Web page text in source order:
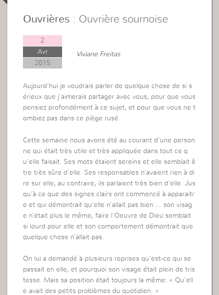
Ouvrières : Ouvrière sournoise
2
Avr
2015
Viviane Freitas
Aujourd’hui je voudrais parler de quelque chose de si s
érieux que j’aimerais partager avec vous, pour que vous
pensiez profondément à ce sujet, et pour que vous ne t
ombiez pas dans ce piège rusé.
Cette semaine nous avons été au courant d’une person
ne qui était très utile et très appliquée dans tout ce q
u’elle faisait. Ses mots étaient sereins et elle semblait ê
tre très sûre d’elle. Ses responsables n’avaient rien à di
re sur elle, au contraire, ils parlaient très bien d’elle. Jus
qu’à ce que des signes clairs ont commencé à apparaitr
e et qui démontrait qu’elle n’allait pas bien … son visag
e n’était plus le même, faire l’Oeuvre de Dieu semblait
si lourd pour elle et son comportement démontrait que
quelque chose n’allait pas.
On lui a demandé à plusieurs reprises qu’est-ce qui se
passait en elle, et pourquoi son visage était plein de tris
tesse. Mais sa position était toujours la même: « Qu’ell
e avait des petits problèmes du quotidien. »